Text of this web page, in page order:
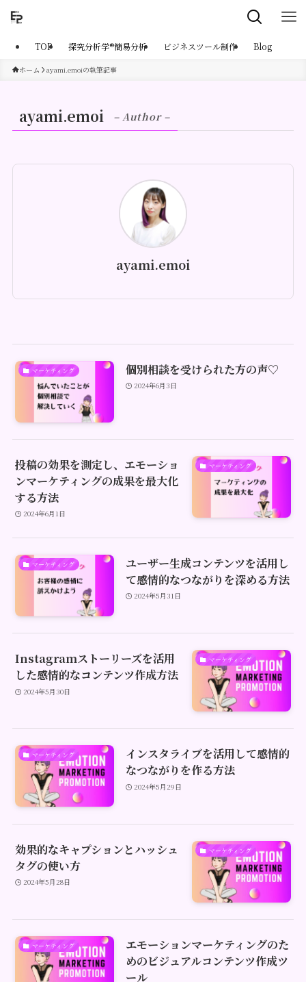
TOP 探究分析学®︎簡易分析 ビジネスツール制作 Blog
ホーム ayami.emoiの執筆記事
ayami.emoi – Author –
ayami.emoi
マーケティング 個別相談を受けられた方の声♡
2024年6月3日
マーケティング
投稿の効果を測定し、エモーショ
ンマーケティングの成果を最大化
する方法
2024年6月1日
マーケティング
ユーザー生成コンテンツを活用し
て感情的なつながりを深める方法
2024年5月31日
マーケティング
Instagramストーリーズを活用
した感情的なコンテンツ作成方法
2024年5月30日
マーケティング
インスタライブを活用して感情的
なつながりを作る方法
2024年5月29日
マーケティング
効果的なキャプションとハッシュ
タグの使い方
2024年5月28日
マーケティング
エモーションマーケティングのた
めのビジュアルコンテンツ作成ツ
ール